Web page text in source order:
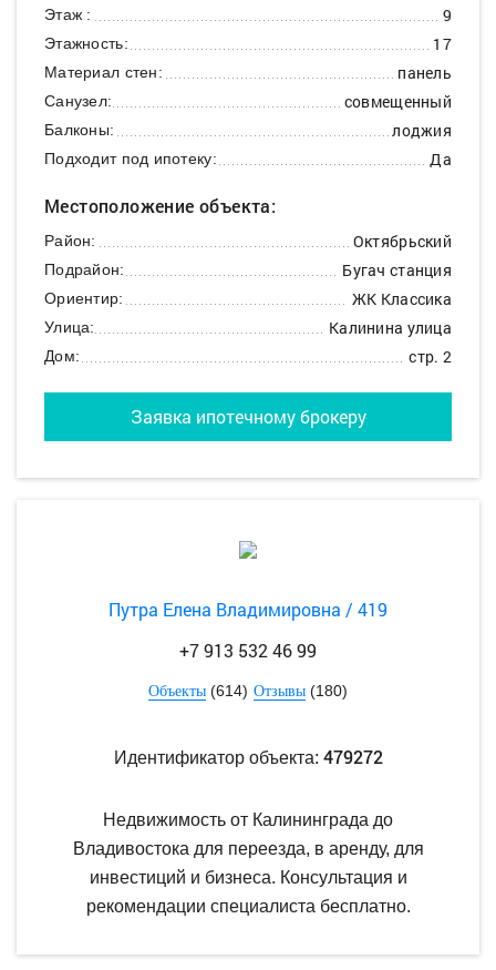
Этаж : 9
Этажность: 17
Материал стен: панель
Санузел: совмещенный
Балконы: лоджия
Подходит под ипотеку: Да
Местоположение объекта:
Район: Октябрьский
Подрайон: Бугач станция
Ориентир: ЖК Классика
Улица: Калинина улица
Дом: стр. 2
Заявка ипотечному брокеру
Путра Елена Владимировна / 419
+7 913 532 46 99
Объекты (614) Отзывы (180)
Идентификатор объекта: 479272
Недвижимость от Калининграда до
Владивостока для переезда, в аренду, для
инвестиций и бизнеса. Консультация и
рекомендации специалиста бесплатно.